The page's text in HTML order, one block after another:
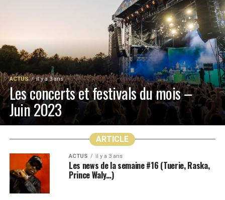
ACTUS il y a 3 ans
Les concerts et festivals du mois –
Juin 2023
ARTICLE
ACTUS il y a 3 ans
Les news de la semaine #16 (Tuerie, Raska,
Prince Waly…)